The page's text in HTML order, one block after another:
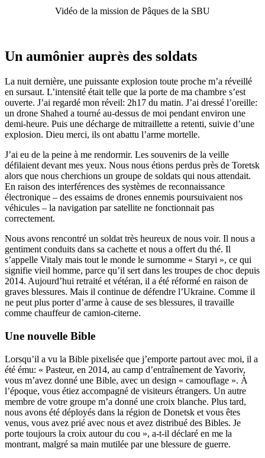
Vidéo de la mission de Pâques de la SBU
Un aumônier auprès des soldats
La nuit dernière, une puissante explosion toute proche m’a réveillé
en sursaut. L’intensité était telle que la porte de ma chambre s’est
ouverte. J’ai regardé mon réveil: 2h17 du matin. J’ai dressé l’oreille:
un drone Shahed a tourné au-dessus de moi pendant environ une
demi-heure. Puis une décharge de mitraillette a retenti, suivie d’une
explosion. Dieu merci, ils ont abattu l’arme mortelle.
J’ai eu de la peine à me rendormir. Les souvenirs de la veille
défilaient devant mes yeux. Nous nous étions perdus près de Toretsk
alors que nous cherchions un groupe de soldats qui nous attendait.
En raison des interférences des systèmes de reconnaissance
électronique – des essaims de drones ennemis poursuivaient nos
véhicules – la navigation par satellite ne fonctionnait pas
correctement.
Nous avons rencontré un soldat très heureux de nous voir. Il nous a
gentiment conduits dans sa cachette et nous a offert du thé. Il
s’appelle Vitaly mais tout le monde le surnomme « Staryi », ce qui
signifie vieil homme, parce qu’il sert dans les troupes de choc depuis
2014. Aujourd’hui retraité et vétéran, il a été réformé en raison de
graves blessures. Mais il continue de défendre l’Ukraine. Comme il
ne peut plus porter d’arme à cause de ses blessures, il travaille
comme chauffeur de camion-citerne.
Une nouvelle Bible
Lorsqu’il a vu la Bible pixelisée que j’emporte partout avec moi, il a
été ému: « Pasteur, en 2014, au camp d’entraînement de Yavoriv,
vous m’avez donné une Bible, avec un design « camouflage ». À
l’époque, vous étiez accompagné de visiteurs étrangers. Un autre
membre de votre groupe m’a donné une croix blanche. Plus tard,
nous avons été déployés dans la région de Donetsk et vous êtes
venus, vous avez prié avec nous et avez distribué des Bibles. Je
porte toujours la croix autour du cou », a-t-il déclaré en me la
montrant, malgré sa main mutilée par une blessure de guerre.